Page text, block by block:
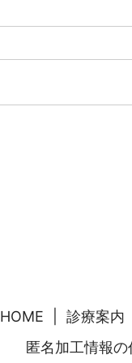
HOME 診療案内
匿名加⼯情報